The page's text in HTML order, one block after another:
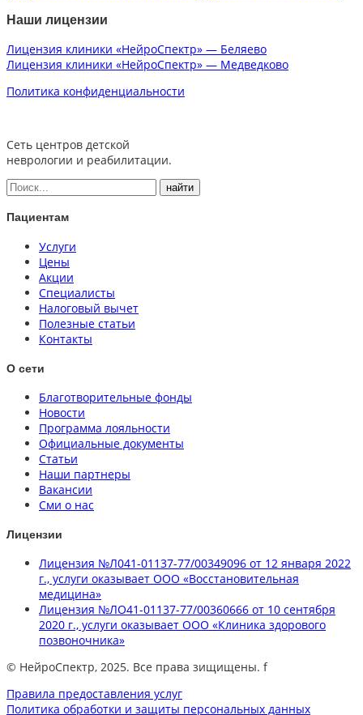
Наши лицензии
Лицензия клиники «НейроСпектр» — Беляево
Лицензия клиники «НейроСпектр» — Медведково
Политика конфиденциальности
Сеть центров детской
неврологии и реабилитации.
Пациентам
Услуги
Цены
Акции
Специалисты
Налоговый вычет
Полезные статьи
Контакты
О сети
Благотворительные фонды
Новости
Программа лояльности
Официальные документы
Статьи
Наши партнеры
Вакансии
Сми о нас
Лицензии
Лицензия №Л041-01137-77/00349096 от 12 января 2022
г., услуги оказывает ООО «Восстановительная
медицина»
Лицензия №ЛО41-01137-77/00360666 от 10 сентября
2020 г., услуги оказывает ООО «Клиника здорового
позвоночника»
© НейроСпектр, 2025. Все права зищищены. f
Правила предоставления услуг
Политика обработки и защиты персональных данных